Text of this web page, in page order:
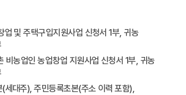
업 및 주택구입지원사업 신청서 1부, 귀농
비농업인 농업창업 지원사업 신청서 1부, 귀농
세대주), 주민등록초본(주소 이력 포함),